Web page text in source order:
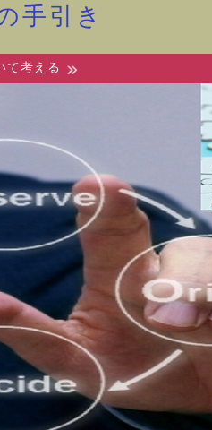
手引き
て考える